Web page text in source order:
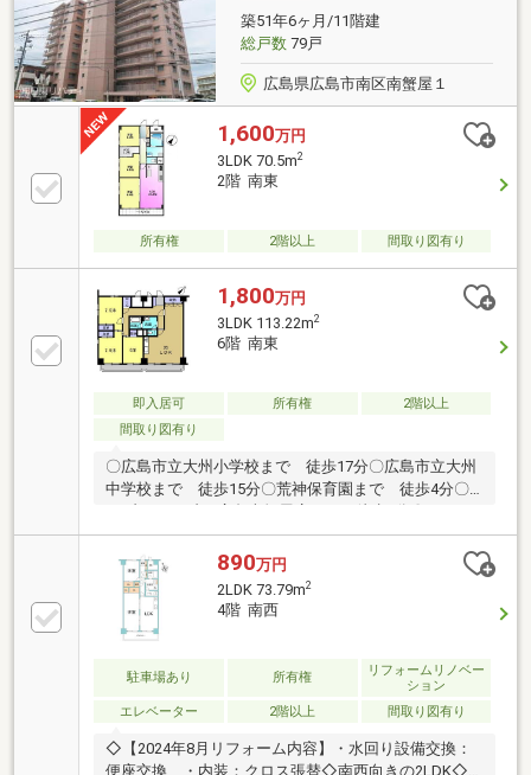
徒歩4分・名勝「縮景園」徒歩4分・フレスタおかず工
房グランドタワー店徒歩5分
築51年6ヶ月/11階建
総戸数79戸
広島県広島市南区南蟹屋１
1,600万円
3LDK 70.5m2
2階 南東
所有権 2階以上 間取り図有り
1,800万円
3LDK 113.22m2
6階 南東
即入居可 所有権
2階以上
間取り図有り
〇広島市立大州小学校まで 徒歩17分〇広島市立大州
中学校まで 徒歩15分〇荒神保育園まで 徒歩4分〇
COSTCO WHOLESALE(コストコ ホールセール) 広島倉
庫店まで 徒歩3分〇JR広島駅まで 徒歩15分
890万円
2LDK 73.79m2
4階 南西
駐車場あり 所有権
リフォームリノベー
ション
エレベーター
2階以上 間取り図有り
◇【2024年8月リフォーム内容】・水回り設備交換：
便座交換 ・内装：クロス張替◇南西向きの2LDK◇